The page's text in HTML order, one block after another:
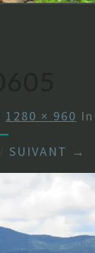
1280 × 960 In
SUIVANT →